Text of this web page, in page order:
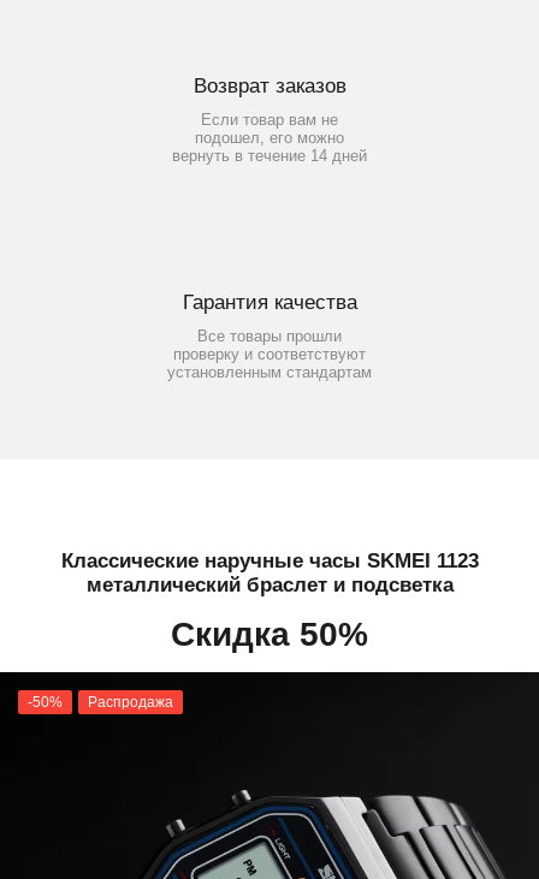
Возврат заказов
Если товар вам не
подошел, его можно
вернуть в течение 14 дней
Гарантия качества
Все товары прошли
проверку и соответствуют
установленным стандартам
Классические наручные часы SKMEI 1123
металлический браслет и подсветка
Скидка 50%
-50% Распродажа